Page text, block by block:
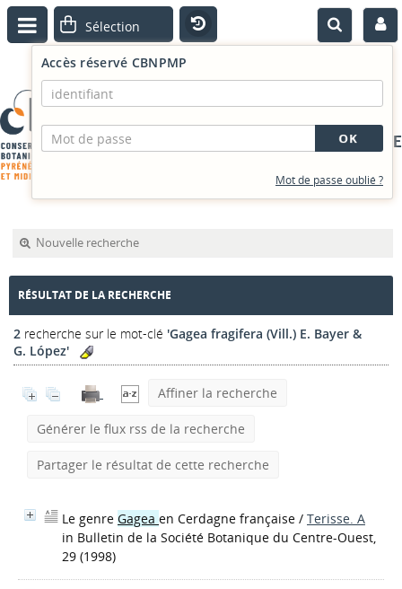
PORTAIL DOCUMENTAIRE
Accès réservé CBNPMP
Mot de passe oublié ?
Nouvelle recherche
RÉSULTAT DE LA RECHERCHE
2 recherche sur le mot-clé 'Gagea fragifera (Vill.) E. Bayer &
G. López'
Affiner la recherche
Générer le flux rss de la recherche
Partager le résultat de cette recherche
Le genre Gagea en Cerdagne française / Terisse. A
in Bulletin de la Société Botanique du Centre-Ouest,
29 (1998)